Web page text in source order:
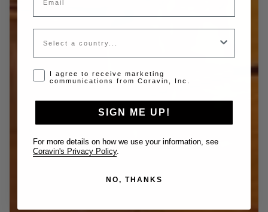
Country
Opt-in disclaimer
I agree to receive marketing
communications from Coravin, Inc.
SIGN ME UP!
For more details on how we use your information, see
Coravin's Privacy Policy.
NO, THANKS